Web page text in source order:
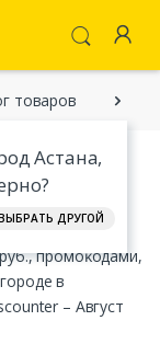
Астана,
ДРУГОЙ
товаров
диски,
интернет-
промоĸодами,
в
– Август